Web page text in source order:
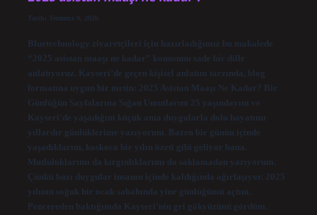
Tarih: Temmuz 9, 2026
Bluetechnology ziyaretçileri için hazırladığımız bu makalede
“2025 asistan maaşı ne kadar” konusunu sade bir dille
anlatıyoruz. Kayseri’de geçen kişisel anlatım tarzında, blog
formatına uygun bir metin: 2025 Asistan Maaşı Ne Kadar? Bir
Günlüğün Sayfalarına Sığan Umutlarım 25 yaşındayım ve
Kayseri’de yaşadığım küçük ama duygularla dolu hayatımı
yıllardır günlüklerime yazıyorum. Bazen bir günün içinde
yaşadıklarım, koskoca bir yılın özeti gibi geliyor bana.
Mutluluklarımı da kırgınlıklarımı da saklamadan yazıyorum.
Çünkü bazı duygular insanın içinde kaldığında ağırlaşıyor. 2025
yılının soğuk bir ocak sabahında yine günlüğümü açtım.
Pencereden baktığımda Kayseri’nin gri gökyüzünü gördüm.